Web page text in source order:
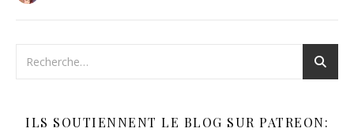
ILS SOUTIENNENT LE BLOG SUR PATREON: